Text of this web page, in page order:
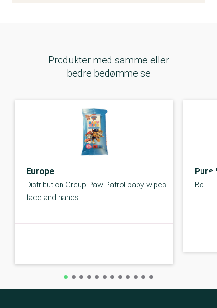
Produkter med samme eller
bedre bedømmelse
Europe
Distribution Group Paw Patrol baby wipes
face and hands
Pure
Baby
C-kolbe